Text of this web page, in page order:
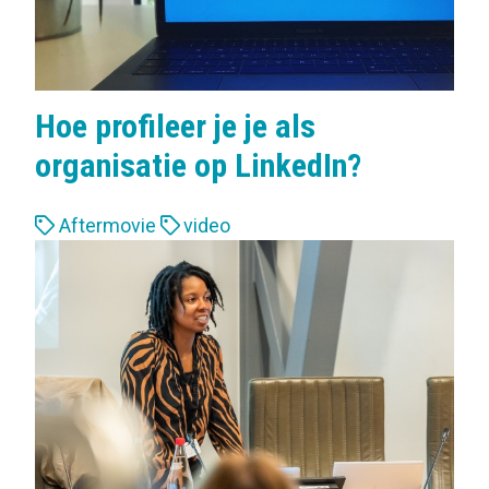
Hoe profileer je je als
organisatie op LinkedIn?
L
a
e
s
:
Aftermovie video